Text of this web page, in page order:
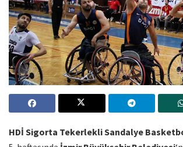
HDİ Sigorta Tekerlekli Sandalye